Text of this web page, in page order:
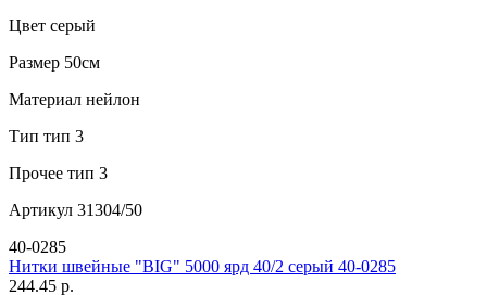
Цвет серый
Размер 50см
Материал нейлон
Тип тип 3
Прочее тип 3
Артикул 31304/50
40-0285
Нитки швейные "BIG" 5000 ярд 40/2 серый 40-0285
244.45 р.